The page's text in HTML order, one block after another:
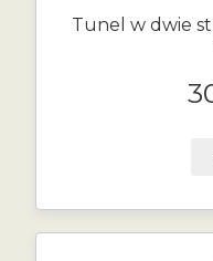
Tunel w dwie